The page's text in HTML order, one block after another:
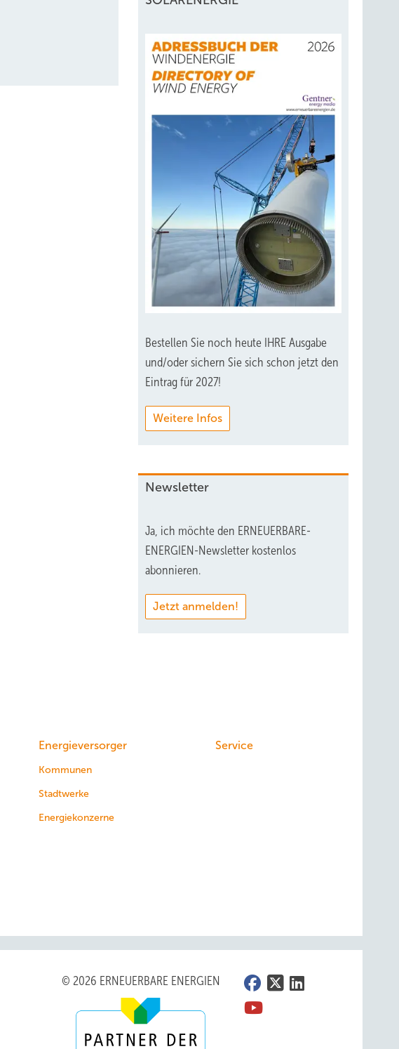
Bestellen Sie noch heute IHRE Ausgabe
und/oder sichern Sie sich schon jetzt den
Eintrag für 2027!
Weitere Infos
Newsletter
Ja, ich möchte den ERNEUERBARE-
ENERGIEN-Newsletter kostenlos
abonnieren.
Jetzt anmelden!
Energieversorger
Kommunen
Stadtwerke
Energiekonzerne
Service
© 2026 ERNEUERBARE ENERGIEN